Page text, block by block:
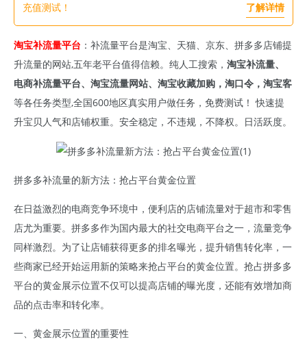
充值测试！
了解详情
淘宝补流量平台 ：补流量平台是淘宝、天猫、京东、拼多多店铺提
升流量的网站,五年老平台值得信赖。纯人工搜索， 淘宝补流量、
电商补流量平台、淘宝流量网站、淘宝收藏加购，淘口令，淘宝客
等各任务类型,全国600地区真实用户做任务，免费测试！ 快速提
升宝贝人气和店铺权重。安全稳定，不违规，不降权。日活跃度。
拼多多补流量的新方法：抢占平台黄金位置
在日益激烈的电商竞争环境中，便利店的店铺流量对于超市和零售
店尤为重要。拼多多作为国内最大的社交电商平台之一，流量竞争
同样激烈。为了让店铺获得更多的排名曝光，提升销售转化率，一
些商家已经开始运用新的策略来抢占平台的黄金位置。抢占拼多多
平台的黄金展示位置不仅可以提高店铺的曝光度，还能有效增加商
品的点击率和转化率。
一、黄金展示位置的重要性